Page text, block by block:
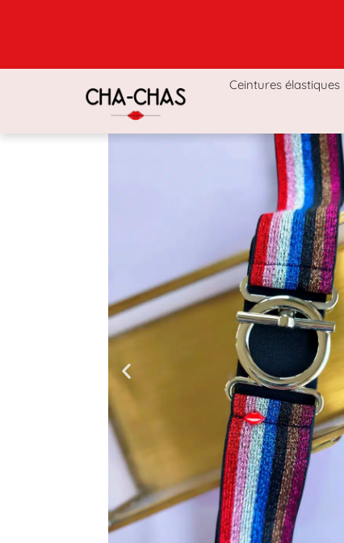
Coffrets & BoxsCeintures élastiques